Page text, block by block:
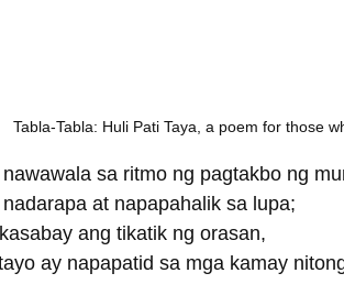
Tabla-Tabla: Huli Pati Taya, a poem for those
sa ritmo ng pagtakbo ng
at napapahalik sa lupa;
ang tikatik ng orasan,
ay napapatid sa mga kamay